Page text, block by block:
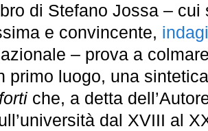
di Stefano Jossa – cui
e convincente,
– prova a
primo luogo, una
che, a detta
dal XVIII al